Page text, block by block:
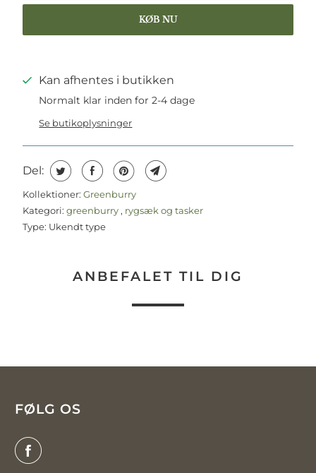
KØB NU
Kan afhentes i butikken
Normalt klar inden for 2-4 dage
Se butikoplysninger
Del:
Kollektioner: Greenburry
Kategori: greenburry, rygsæk og tasker
Type: Ukendt type
ANBEFALET TIL DIG
FØLG OS